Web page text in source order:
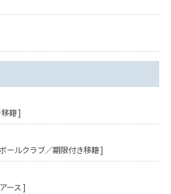
籍 ]
ールクラブ／期限付き移籍 ]
ース ]